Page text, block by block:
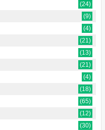
(24)
(9)
(4)
(21)
(13)
(21)
(4)
(18)
(65)
(12)
(30)